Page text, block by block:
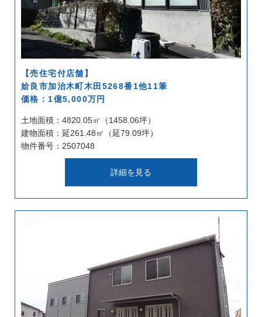
【売住宅付店舗】
姶良市加治木町木田5268番1他11筆
価格：1億5,000万円
土地面積：4820.05㎡（1458.06坪）
建物面積：延261.48㎡（延79.09坪）
物件番号：2507048
詳細を見る